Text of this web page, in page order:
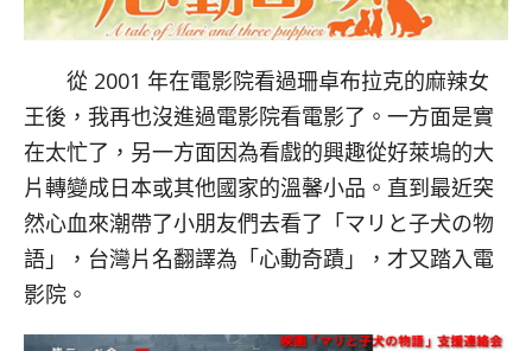
從 2001 年在電影院看過珊卓布拉克的麻辣女
王後，我再也沒進過電影院看電影了。一方面是實
在太忙了，另一方面因為看戲的興趣從好萊塢的大
片轉變成日本或其他國家的溫馨小品。直到最近突
然心血來潮帶了小朋友們去看了「マリと子犬の物
語」，台灣片名翻譯為「心動奇蹟」，才又踏入電
影院。